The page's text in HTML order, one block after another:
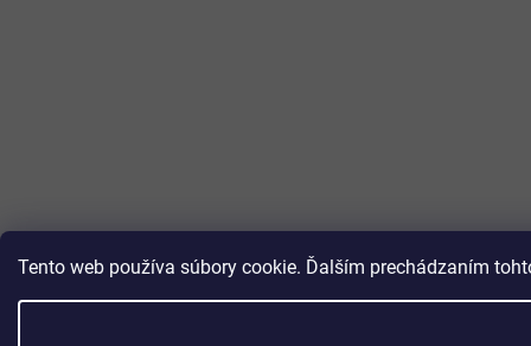
Tento web používa súbory cookie. Ďalším prechádzaním